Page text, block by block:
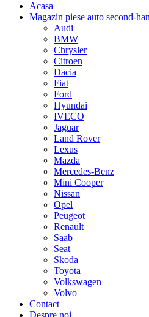
cumpărături
Acasa
Magazin piese auto second-
Audi
BMW
Chrysler
Citroen
Dacia
Fiat
Ford
Hyundai
IVECO
Jaguar
Land Rover
Lexus
Mazda
Mercedes-Benz
Mini Cooper
Nissan
Opel
Peugeot
Renault
Saab
Seat
Skoda
Toyota
Volkswagen
Volvo
Contact
Despre noi